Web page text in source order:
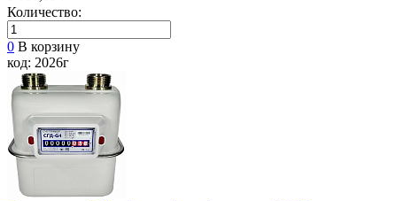
Количество:
0 В корзину
код: 2026г